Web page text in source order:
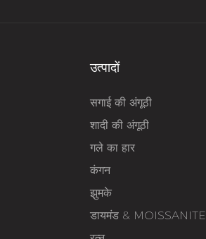
उत्पादों
सगाई की अंगूठी
शादी की अंगूठी
गले का हार
कंगन
झुमके
डायमंड & MOISSANITE